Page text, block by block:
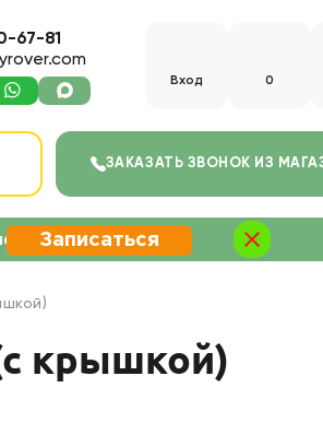
67-81
Вход 0
ЗАКАЗАТЬ ЗВОНОК ИЗ
крышкой)
Записаться